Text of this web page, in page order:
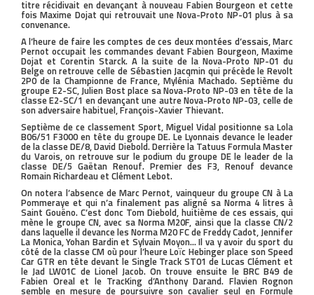
titre récidivait en devançant à nouveau Fabien Bourgeon et cette
fois Maxime Dojat qui retrouvait une Nova-Proto NP-01 plus à sa
convenance.
A l’heure de faire les comptes de ces deux montées d’essais, Marc
Pernot occupait les commandes devant Fabien Bourgeon, Maxime
Dojat et Corentin Starck. A la suite de la Nova-Proto NP-01 du
Belge on retrouve celle de Sébastien Jacqmin qui précède le Revolt
2P0 de la Championne de France, Mylénia Machado. Septième du
groupe E2-SC, Julien Bost place sa Nova-Proto NP-03 en tête de la
classe E2-SC/1 en devançant une autre Nova-Proto NP-03, celle de
son adversaire habituel, François-Xavier Thievant.
Septième de ce classement Sport, Miguel Vidal positionne sa Lola
B06/51 F3000 en tête du groupe DE. Le Lyonnais devance le leader
de la classe DE/8, David Diebold. Derrière la Tatuus Formula Master
du Varois, on retrouve sur le podium du groupe DE le leader de la
classe DE/5 Gaëtan Renouf. Premier des F3, Renouf devance
Romain Richardeau et Clément Lebot.
On notera l’absence de Marc Pernot, vainqueur du groupe CN à La
Pommeraye et qui n’a finalement pas aligné sa Norma 4 litres à
Saint Gouëno. C’est donc Tom Diebold, huitième de ces essais, qui
mène le groupe CN, avec sa Norma M20F, ainsi que la classe CN/2
dans laquelle il devance les Norma M20 FC de Freddy Cadot, Jennifer
La Monica, Yohan Bardin et Sylvain Moyon… Il va y avoir du sport du
côté de la classe CM où pour l’heure Loïc Hebinger place son Speed
Car GTR en tête devant le Single Track ST01 de Lucas Clément et
le Jad LW01C de Lionel Jacob. On trouve ensuite le BRC B49 de
Fabien Oreal et le TracKing d’Anthony Darand. Flavien Rognon
semble en mesure de poursuivre son cavalier seul en Formule